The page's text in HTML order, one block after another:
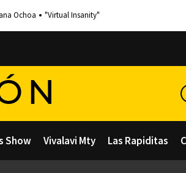
Ochoa "Virtual Insanity"
Show Vivalavi Mty Las Rapiditas